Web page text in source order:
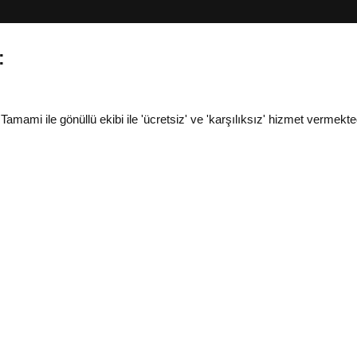
ile gönüllü ekibi ile 'ücretsiz' ve 'karşılıksız' hizmet